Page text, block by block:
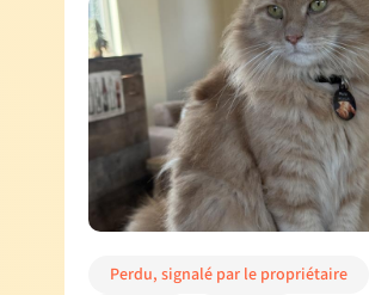
Perdu, signalé par le propriétaire